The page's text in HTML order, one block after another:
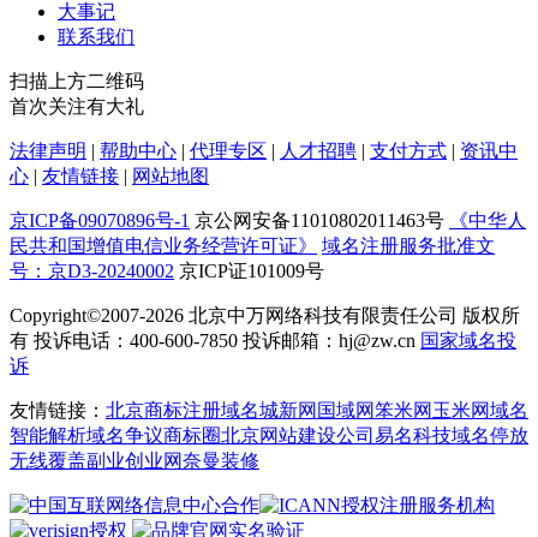
大事记
联系我们
扫描上方二维码
首次关注有大礼
法律声明 | 帮助中心 | 代理专区 | 人才招聘 | 支付方式 | 资讯中
心 | 友情链接 | 网站地图
京ICP备09070896号-1 京公网安备11010802011463号
《中华人
民共和国增值电信业务经营许可证》
域名注册服务批准文
号：京D3-20240002 京ICP证101009号
Copyright©2007-2026 北京中万网络科技有限责任公司 版权所
有 投诉电话：400-600-7850 投诉邮箱：hj@zw.cn 国家域名投
诉
友情链接： 北京商标注册域名城新网 国域网笨米网 玉米网域名
智能解析域名争议商标圈北京网站建设公司 易名科技域名停放
无线覆盖副业创业网奈曼装修